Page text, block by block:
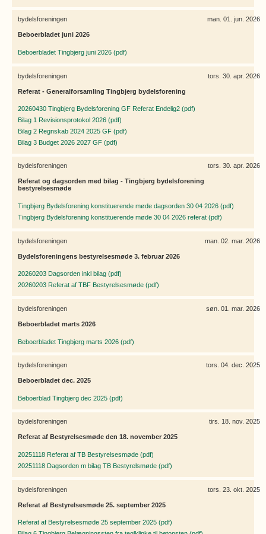
man. 01. jun. 2026
bydelsforeningen
Beboerbladet juni 2026
Beboerbladet Tingbjerg juni 2026 (pdf)
tors. 30. apr. 2026
bydelsforeningen
Referat - Generalforsamling Tingbjerg bydelsforening
20260430 Tingbjerg Bydelsforening GF Referat Endelig2 (pdf)
Bilag 1 Revisionsprotokol 2026 (pdf)
Bilag 2 Regnskab 2024 2025 GF (pdf)
Bilag 3 Budget 2026 2027 GF (pdf)
tors. 30. apr. 2026
bydelsforeningen
Referat og dagsorden med bilag - Tingbjerg bydelsforening
bestyrelsesmøde
Tingbjerg Bydelsforening konstituerende møde dagsorden 30 04 2026 (pdf)
Tingbjerg Bydelsforening konstituerende møde 30 04 2026 referat (pdf)
man. 02. mar. 2026
bydelsforeningen
Bydelsforeningens bestyrelsesmøde 3. februar 2026
20260203 Dagsorden inkl bilag (pdf)
20260203 Referat af TBF Bestyrelsesmøde (pdf)
søn. 01. mar. 2026
bydelsforeningen
Beboerbladet marts 2026
Beboerbladet Tingbjerg marts 2026 (pdf)
tors. 04. dec. 2025
bydelsforeningen
Beboerbladet dec. 2025
Beboerblad Tingbjerg dec 2025 (pdf)
tirs. 18. nov. 2025
bydelsforeningen
Referat af Bestyrelsesmøde den 18. november 2025
20251118 Referat af TB Bestyrelsesmøde (pdf)
20251118 Dagsorden m bilag TB Bestyrelsmøde (pdf)
tors. 23. okt. 2025
bydelsforeningen
Referat af Bestyrelsesmøde 25. september 2025
Referat af Bestyrelsesmøde 25 september 2025 (pdf)